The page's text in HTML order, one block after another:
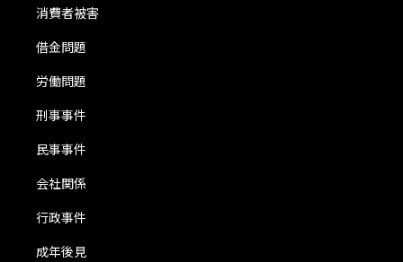
消費者被害
借金問題
労働問題
刑事事件
民事事件
会社関係
行政事件
成年後見